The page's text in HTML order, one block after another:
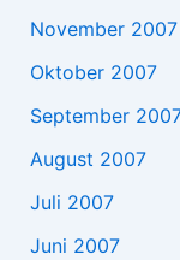
November 2007
Oktober 2007
September
August 2007
Juli 2007
Juni 2007